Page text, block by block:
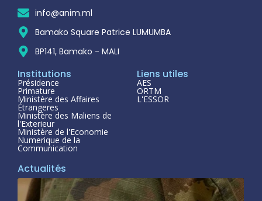
info@anim.ml
Bamako Square Patrice LUMUMBA
BP141, Bamako - MALI
Institutions
Présidence
Primature
Ministère des Affaires
Étrangeres
Ministère des Maliens de
l'Exterieur
Ministère de l'Economie
Numerique de la
Communication
Liens utiles
AES
ORTM
L'ESSOR
Actualités